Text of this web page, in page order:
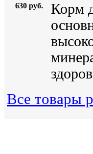
630 руб.
Корм
Все товары